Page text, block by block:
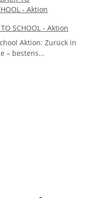
TO SCHOOL - Aktion
Aktion: Zurück in
– bestens...